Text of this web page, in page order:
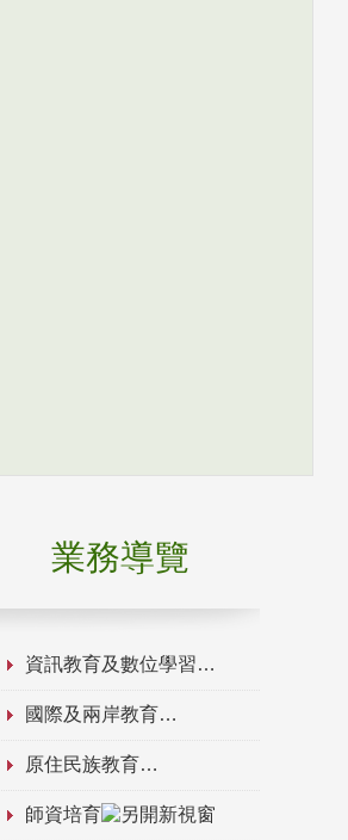
業務導覽
資訊教育及數位學習
國際及兩岸教育
原住民族教育
師資培育